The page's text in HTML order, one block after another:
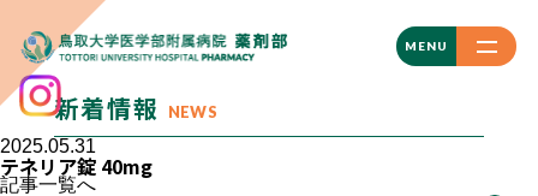
MENU
CLOSE
新着情報 NEWS
2025.05.31
テネリア錠 40mg
記事一覧へ